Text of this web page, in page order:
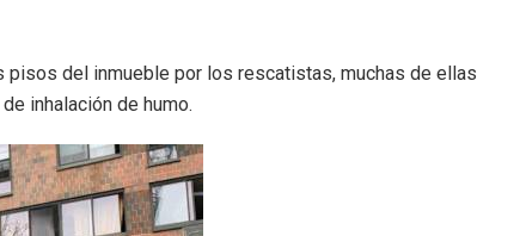
del inmueble por los rescatistas, muchas de ellas
inhalación de humo.